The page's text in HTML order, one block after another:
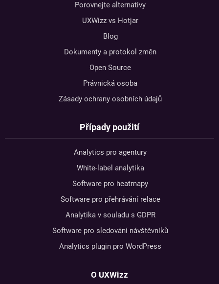
Porovnejte alternativy
UXWizz vs Hotjar
Blog
Dokumenty a protokol změn
Open Source
Právnická osoba
Zásady ochrany osobních údajů
Případy použití
Analytics pro agentury
White-label analytika
Software pro heatmapy
Software pro přehrávání relace
Analytika v souladu s GDPR
Software pro sledování návštěvníků
Analytics plugin pro WordPress
O UXWizz